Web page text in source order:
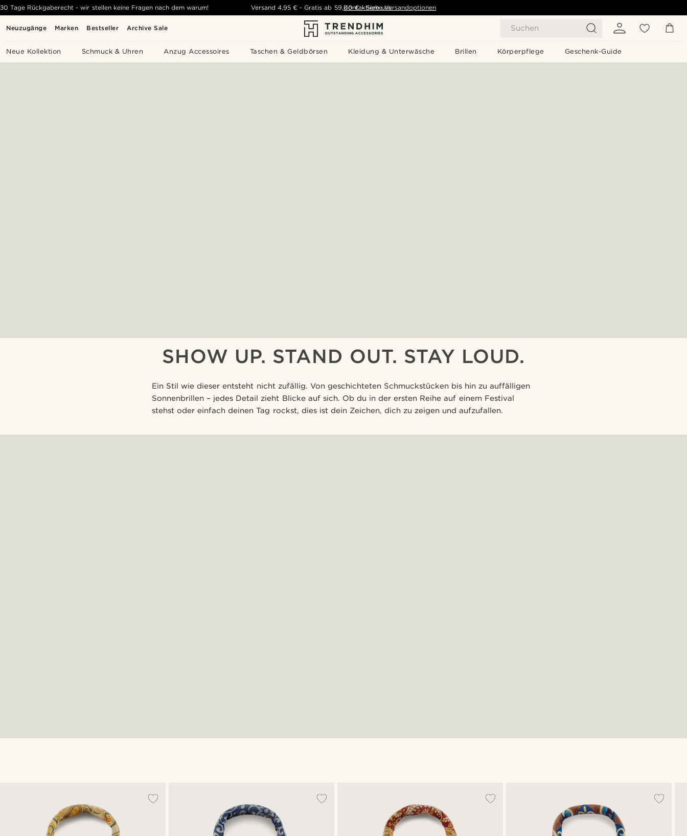
Neuzugänge Marken Bestseller Archive Sale Suchen
Neue Kollektion Schmuck & Uhren Anzug Accessoires Taschen & Geldbörsen Kleidung & Unterwäsche Brillen Körperpflege Geschenk-Guide
30 Tage Rückgaberecht - wir stellen keine Fragen nach dem warum! Versand 4,95 € -Gratis ab 59,00 € - Siehe Versandoptionen
Kontaktiere uns
SHOW UP. STAND OUT. STAY LOUD.
Ein Stil wie dieser entsteht nicht zufällig. Von geschichteten Schmuckstücken bis hin zu auffälligen
Sonnenbrillen – jedes Detail zieht Blicke auf sich. Ob du in der ersten Reihe auf einem Festival
stehst oder einfach deinen Tag rockst, dies ist dein Zeichen, dich zu zeigen und aufzufallen.